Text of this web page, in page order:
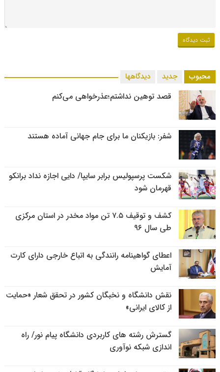
محبوب جدید دیدگاهها
قصد توهین نداشتم؛عذرخواهی می‌کنم
شفر: بازیکنان ما برای جام جهانی آماده هستند
شکست پرسپولیس برابر سایپا/ دایی اجازه نداد برانکو
قهرمان شود
کشف و توقیف ۷.۵ تن مواد مخدر در استان مرکزی
طی سال ۹۶
اعطای گواهینامه رانندگی به اتباع خارجی دارای کارت
آمایش
نقش دانشگاه و نخبگان کشور در تحقق شعار «حمایت
از کالای ایرانی»
گسترش رشته های کاربردی دانشگاه پیام نور/ راه
اندازی شبکه نوآوری